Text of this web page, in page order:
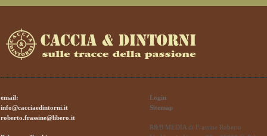
email:
info@cacciaedintorni.it
roberto.frassine@libero.it
Login
Sitemap
R&B MEDIA di Frassine Roberto